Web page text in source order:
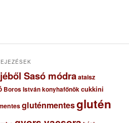
Sasó módraataisz
Boros István konyhafőnökcukkini
gluténmentesglutén